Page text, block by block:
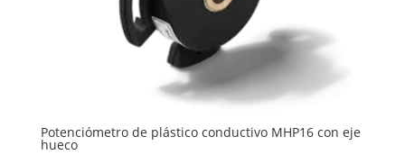
Potenciómetro de plástico conductivo MHP16 con eje
hueco